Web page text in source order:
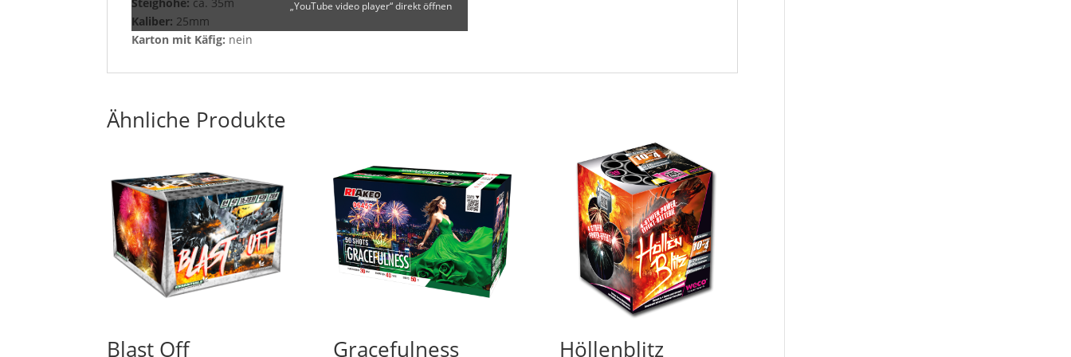
„YouTube video player“ direkt öffnen
Kaliber: 25mm
Karton mit Käfig: nein
Ähnliche Produkte
Blast Off Gracefulness Höllenblitz